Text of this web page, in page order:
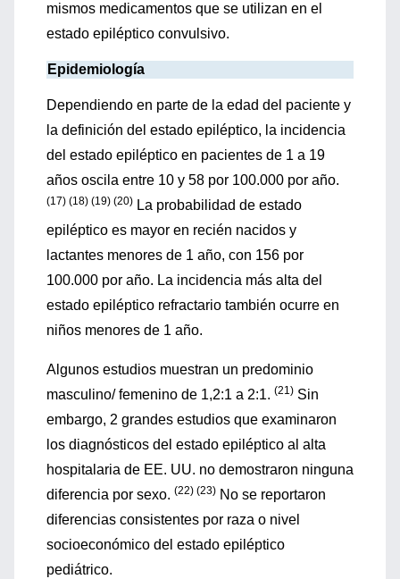
mismos medicamentos que se utilizan en el
estado epiléptico convulsivo.
Epidemiología
Dependiendo en parte de la edad del paciente y
la definición del estado epiléptico, la incidencia
del estado epiléptico en pacientes de 1 a 19
años oscila entre 10 y 58 por 100.000 por año.
(17) (18) (19) (20) La probabilidad de estado
epiléptico es mayor en recién nacidos y
lactantes menores de 1 año, con 156 por
100.000 por año. La incidencia más alta del
estado epiléptico refractario también ocurre en
niños menores de 1 año.
Algunos estudios muestran un predominio
masculino/ femenino de 1,2:1 a 2:1. (21) Sin
embargo, 2 grandes estudios que examinaron
los diagnósticos del estado epiléptico al alta
hospitalaria de EE. UU. no demostraron ninguna
diferencia por sexo. (22) (23) No se reportaron
diferencias consistentes por raza o nivel
socioeconómico del estado epiléptico
pediátrico.